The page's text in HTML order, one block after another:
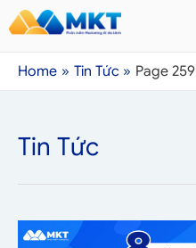
Home Tin Tức Page 259
Tin Tức